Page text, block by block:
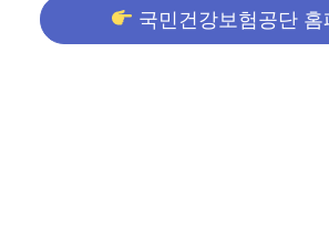
국민건강보험공단 홈